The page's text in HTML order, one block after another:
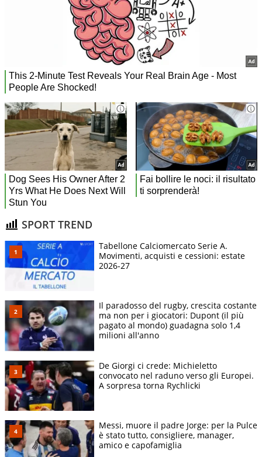
SPORT TREND
Tabellone Calciomercato Serie A.
Movimenti, acquisti e cessioni: estate
2026-27
Il paradosso del rugby, crescita costante
ma non per i giocatori: Dupont (il più
pagato al mondo) guadagna solo 1,4
milioni all'anno
De Giorgi ci crede: Michieletto
convocato nel raduno verso gli Europei.
A sorpresa torna Rychlicki
Messi, muore il padre Jorge: per la Pulce
è stato tutto, consigliere, manager,
amico e capofamiglia